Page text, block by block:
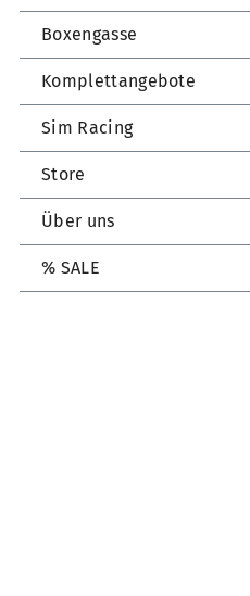
Boxengasse
Komplettangebote
Sim Racing
Store
Über uns
% SALE